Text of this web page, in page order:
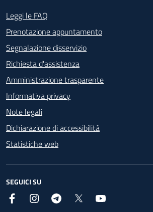
Footer - Contatti
Leggi le FAQ
Prenotazione appuntamento
Segnalazione disservizio
Richiesta d'assistenza
Amministrazione trasparente
Informativa privacy
Note legali
Dichiarazione di accessibilità
Statistiche web
SEGUICI SU
Facebook InstagramTelegram